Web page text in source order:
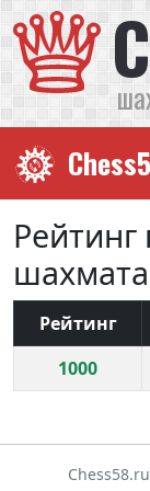
Рейтинг
Рейтинг
1000